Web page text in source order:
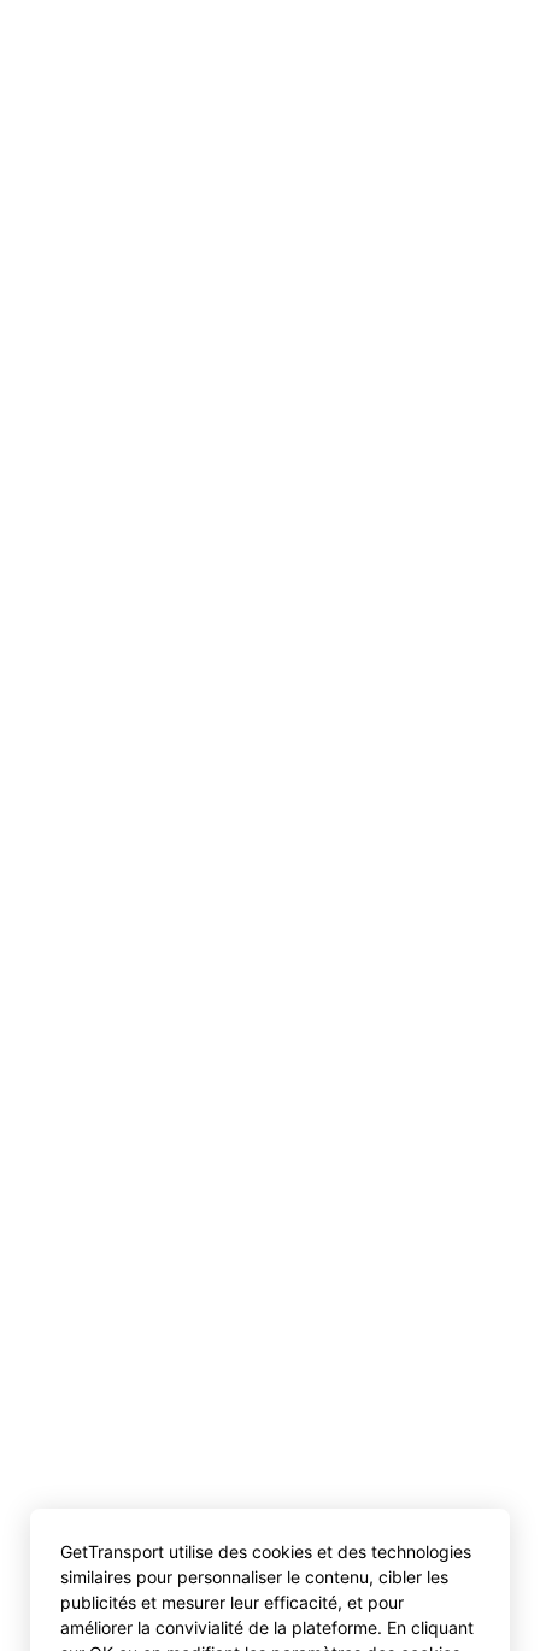
GetTransport utilise des cookies et des technologies
similaires pour personnaliser le contenu, cibler les
publicités et mesurer leur efficacité, et pour
améliorer la convivialité de la plateforme. En cliquant